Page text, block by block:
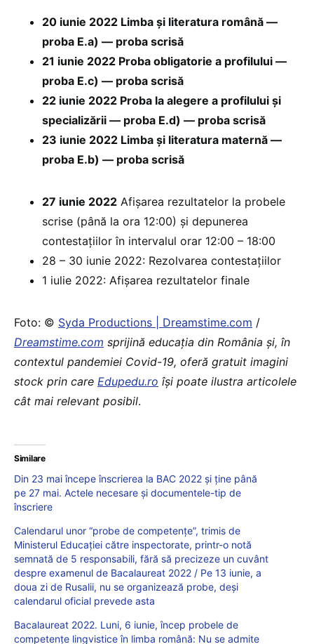
20 iunie 2022 Limba și literatura română —
proba E.a) — proba scrisă
21 iunie 2022 Proba obligatorie a profilului —
proba E.c) — proba scrisă
22 iunie 2022 Proba la alegere a profilului și
specializării — proba E.d) — proba scrisă
23 iunie 2022 Limba și literatura maternă —
proba E.b) — proba scrisă
27 iunie 2022 Afișarea rezultatelor la probele
scrise (până la ora 12:00) și depunerea
contestațiilor în intervalul orar 12:00 – 18:00
28 – 30 iunie 2022: Rezolvarea contestațiilor
1 iulie 2022: Afișarea rezultatelor finale
Foto: © Syda Productions | Dreamstime.com /
Dreamstime.com sprijină educaţia din România şi, în
contextul pandemiei Covid-19, oferă gratuit imagini
stock prin care Edupedu.ro îşi poate ilustra articolele
cât mai relevant posibil.
Similare
Din 23 mai începe înscrierea la BAC 2022 și ține până
pe 27 mai. Actele necesare și documentele-tip de
înscriere
Calendarul unor “probe de competențe”, trimis de
Ministerul Educației către inspectorate, printr-o notă
semnată de 5 responsabili, fără să precizeze un cuvânt
despre examenul de Bacalaureat 2022 / Pe 13 iunie, a
doua zi de Rusalii, nu se organizează probe, deși
calendarul oficial prevede asta
Bacalaureat 2022. Luni, 6 iunie, încep probele de
competențe lingvistice în limba română: Nu se admite